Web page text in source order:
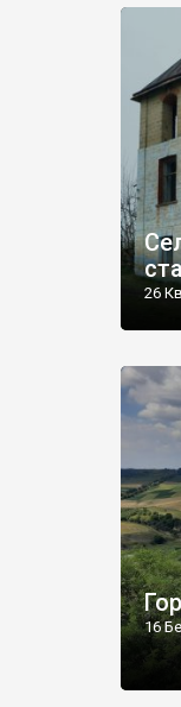
26
16